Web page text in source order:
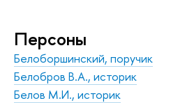
Персоны
Белоборшинский, поручик
Белобров В.А., историк
Белов М.И., историк